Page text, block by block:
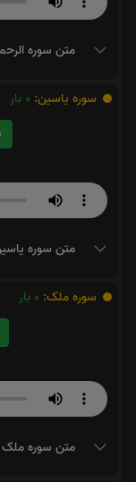
متن سوره
سوره یاسین: 0 بار
متن سوره
سوره ملک: 0 بار
متن سوره ملک